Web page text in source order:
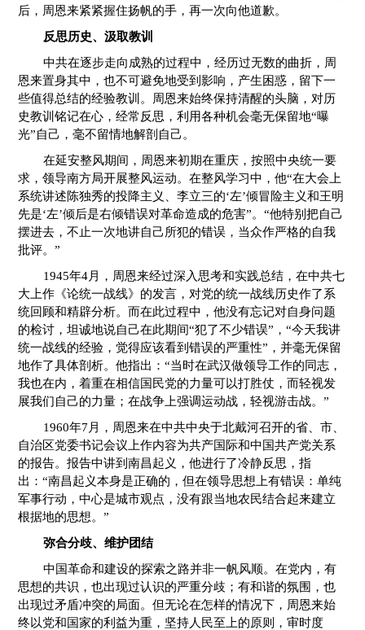
后，周恩来紧紧握住扬帆的手，再一次向他道歉。
反思历史、汲取教训
中共在逐步走向成熟的过程中，经历过无数的曲折，周
恩来置身其中，也不可避免地受到影响，产生困惑，留下一
些值得总结的经验教训。周恩来始终保持清醒的头脑，对历
史教训铭记在心，经常反思，利用各种机会毫无保留地“曝
光”自己，毫不留情地解剖自己。
在延安整风期间，周恩来初期在重庆，按照中央统一要
求，领导南方局开展整风运动。在整风学习中，他“在大会上
系统讲述陈独秀的投降主义、李立三的‘左’倾冒险主义和王明
先是‘左’倾后是右倾错误对革命造成的危害”。“他特别把自己
摆进去，不止一次地讲自己所犯的错误，当众作严格的自我
批评。”
1945年4月，周恩来经过深入思考和实践总结，在中共七
大上作《论统一战线》的发言，对党的统一战线历史作了系
统回顾和精辟分析。而在此过程中，他没有忘记对自身问题
的检讨，坦诚地说自己在此期间“犯了不少错误”，“今天我讲
统一战线的经验，觉得应该看到错误的严重性”，并毫无保留
地作了具体剖析。他指出：“当时在武汉做领导工作的同志，
我也在内，着重在相信国民党的力量可以打胜仗，而轻视发
展我们自己的力量；在战争上强调运动战，轻视游击战。”
1960年7月，周恩来在中共中央于北戴河召开的省、市、
自治区党委书记会议上作内容为共产国际和中国共产党关系
的报告。报告中讲到南昌起义，他进行了冷静反思，指
出：“南昌起义本身是正确的，但在领导思想上有错误：单纯
军事行动，中心是城市观点，没有跟当地农民结合起来建立
根据地的思想。”
弥合分歧、维护团结
中国革命和建设的探索之路并非一帆风顺。在党内，有
思想的共识，也出现过认识的严重分歧；有和谐的氛围，也
出现过矛盾冲突的局面。但无论在怎样的情况下，周恩来始
终以党和国家的利益为重，坚持人民至上的原则，审时度